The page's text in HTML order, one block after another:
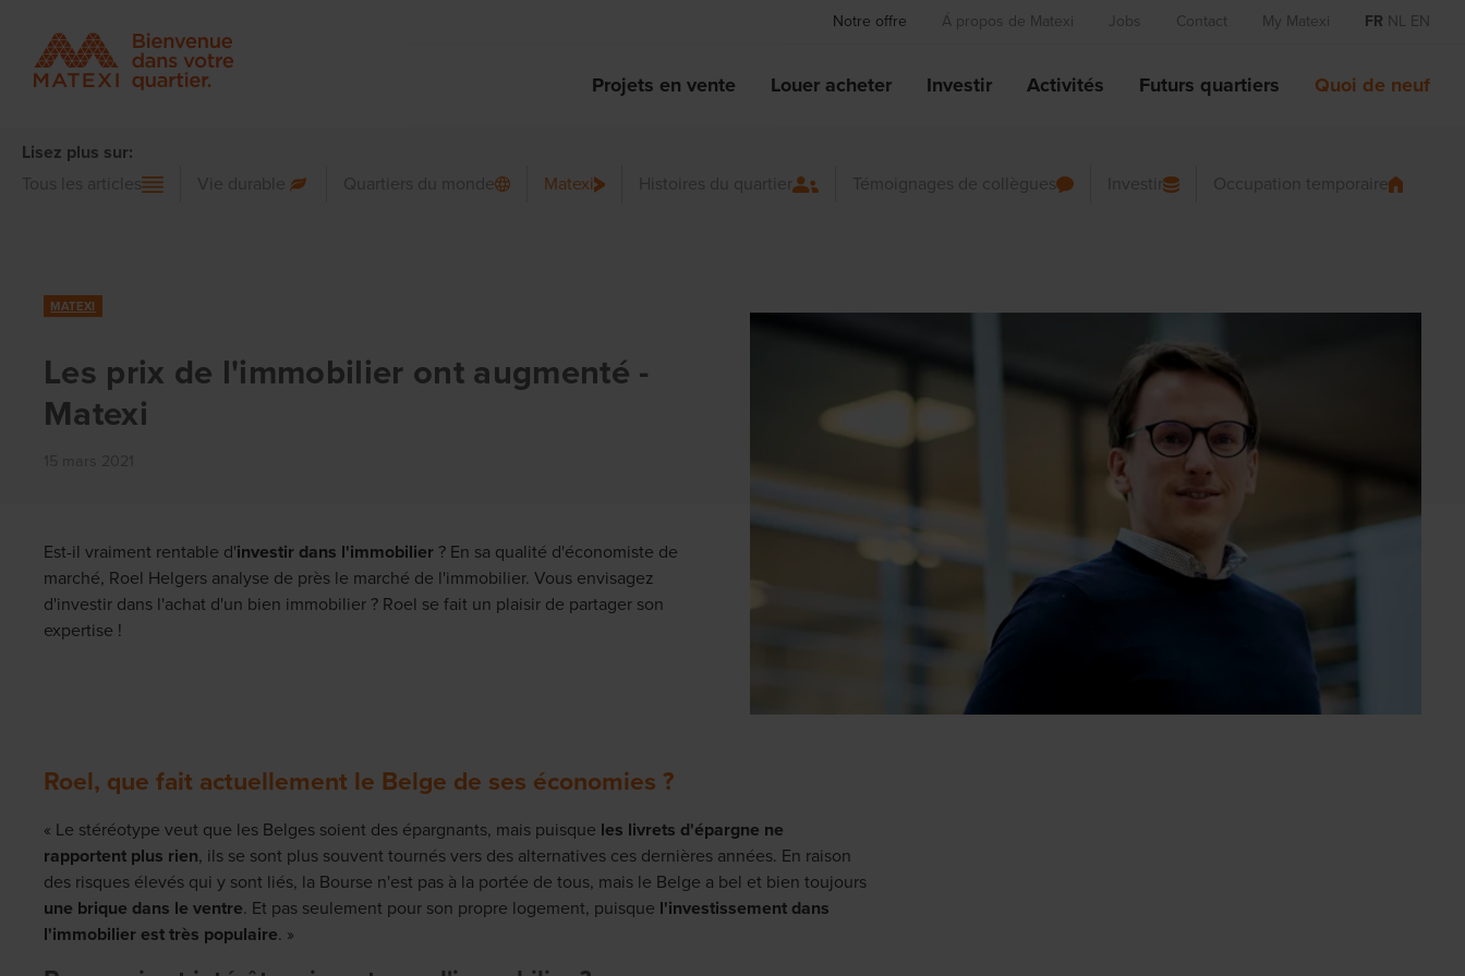
Notre offre Á propos de Matexi Jobs Contact My Matexi FR NL EN
Projets en vente Louer acheter Investir Activités Futurs quartiers Quoi de neuf
Lisez plus sur:
Tous les articles
Vie durable Quartiers du monde Matexi Histoires du quartier Témoignages de collègues Investir Occupation temporaire
MATEXI
Les prix de l'immobilier ont augmenté -
Matexi
Est-il vraiment rentable d'investir dans l'immobilier ? En sa qualité d'économiste de
marché, Roel Helgers analyse de près le marché de l'immobilier. Vous envisagez
d'investir dans l'achat d'un bien immobilier ? Roel se fait un plaisir de partager son
expertise !
Roel, que fait actuellement le Belge de ses économies ?
« Le stéréotype veut que les Belges soient des épargnants, mais puisque les livrets d'épargne ne
rapportent plus rien, ils se sont plus souvent tournés vers des alternatives ces dernières années. En raison
des risques élevés qui y sont liés, la Bourse n'est pas à la portée de tous, mais le Belge a bel et bien toujours
une brique dans le ventre. Et pas seulement pour son propre logement, puisque l'investissement dans
l'immobilier est très populaire. »